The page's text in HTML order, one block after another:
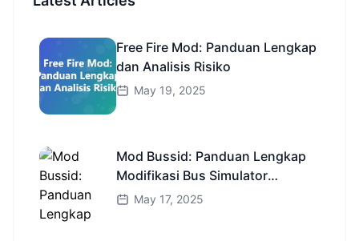
Free Fire Mod: Panduan Lengkap
dan Analisis Risiko
May 19, 2025
Mod Bussid: Panduan Lengkap
Modifikasi Bus Simulator
Indonesia
May 17, 2025